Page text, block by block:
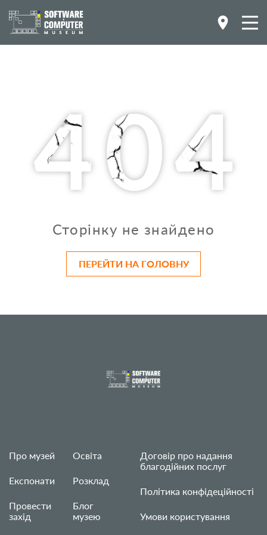
Сторінку не знайдено
ПЕРЕЙТИ НА ГОЛОВНУ
Про музей
Експонати
Провести
захід
Освіта
Розклад
Блог
музею
Договір про надання
благодійних послуг
Політика конфідеційності
Умови користування